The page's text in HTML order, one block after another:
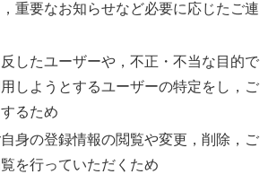
重要なお知らせなど必要に応じたご連
したユーザーや，不正・不当な目的で
しようとするユーザーの特定をし，ご
るため
身の登録情報の閲覧や変更，削除，ご
を行っていただくため